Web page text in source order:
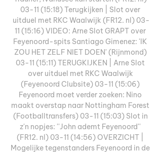
03-11 (15:18) Terugkijken | Slot over
uitduel met RKC Waalwijk (FR12. nl) 03-
11 (15:16) VIDEO: Arne Slot GRAPT over
Feyenoord-spits Santiago Gimenez: 'IK
ZOU HET ZELF NIET DOEN' (Rijnmond)
03-11 (15:11) TERUGKIJKEN | Arne Slot
over uitduel met RKC Waalwijk
(Feyenoord Clubsite) 03-11 (15:06)
Feyenoord moet verder zoeken: Nino
maakt overstap naar Nottingham Forest
(Footballtransfers) 03-11 (15:03) Slot in
z'n nopjes: ''John ademt Feyenoord''
(FR12. nl) 03-11 (14:56) OVERZICHT |
Mogelijke tegenstanders Feyenoord in de